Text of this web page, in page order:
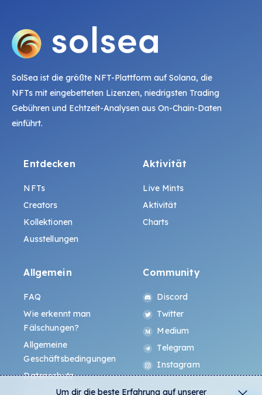
SolSea ist die größte NFT-Plattform auf Solana, die
NFTs mit eingebetteten Lizenzen, niedrigsten Trading
Gebühren und Echtzeit-Analysen aus On-Chain-Daten
einführt.
Entdecken
NFTs
Creators
Kollektionen
Ausstellungen
Aktivität
Live Mints
Aktivität
Charts
Allgemein
FAQ
Wie erkennt man
Fälschungen?
Allgemeine
Geschäftsbedingungen
Datenschutz
ALL.ART Protocol
Community
Discord
Twitter
Medium
Telegram
Instagram
Um dir die beste Erfahrung auf unserer